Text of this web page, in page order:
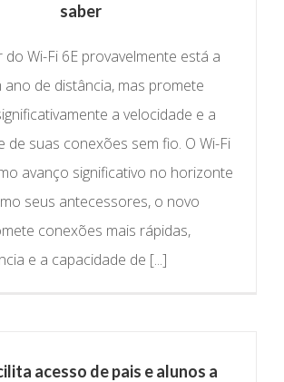
saber
do Wi-Fi 6E provavelmente está a
ano de distância, mas promete
a velocidade e a
de suas conexões sem fio. O Wi-Fi
avanço significativo no horizonte
seus antecessores, o novo
conexões mais rápidas,
e a capacidade de [...]
acesso de pais e alunos a